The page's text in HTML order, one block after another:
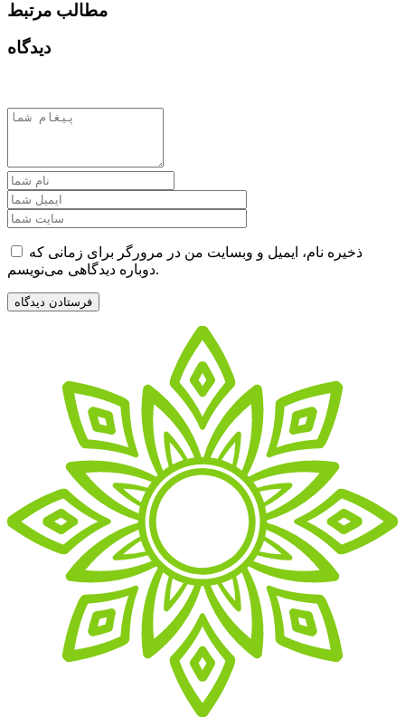
مطالب مرتبط
دیدگاه
ذخیره نام، ایمیل و وبسایت من در مرورگر برای زمانی که
دوباره دیدگاهی می‌نویسم.